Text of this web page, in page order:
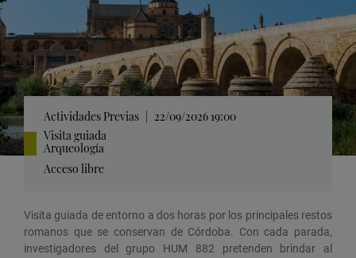
Actividades Previas
22/09/2026 19:00
Visita guiada
Arqueología
Acceso libre
Visita guiada de entorno a dos horas por los principales restos
romanos que se conservan de Córdoba. Con cada parada,
investigadores del grupo HUM 882 pretenden brindar al